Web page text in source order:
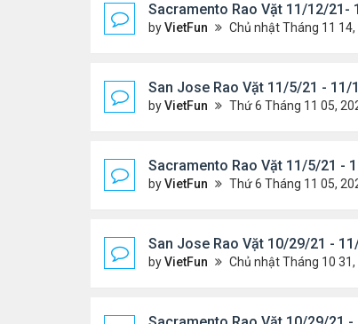
Sacramento Rao Vặt 11/12/21-
byVietFun Chủ nhật Tháng 11 14, 2021 8:13 pm
San Jose Rao Vặt 11/5/21 - 11/
byVietFun Thứ 6 Tháng 11 05, 2021 11:39
Sacramento Rao Vặt 11/5/21 -
byVietFun Thứ 6 Tháng 11 05, 2021 11:30
San Jose Rao Vặt 10/29/21 - 11/
byVietFun Chủ nhật Tháng 10 31, 2021 12:19 pm